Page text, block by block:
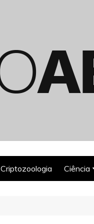
Criptozoologia Ciência